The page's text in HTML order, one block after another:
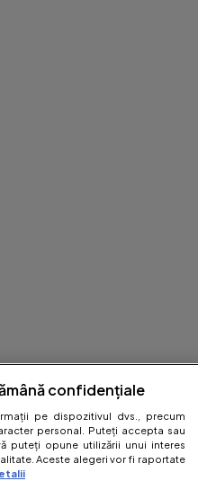
confidențiale
pe dispozitivul dvs., precum
personal. Puteți accepta sau
puteți opune utilizării unui interes
Aceste alegeri vor fi raportate